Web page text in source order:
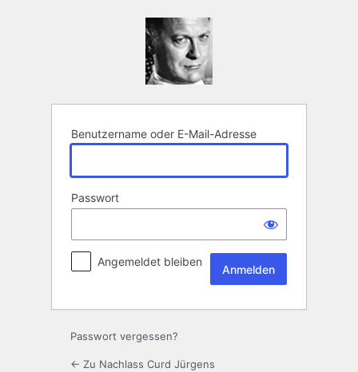
Benutzername oder E-Mail-Adresse
Passwort
Angemeldet bleiben
Passwort vergessen?
← Zu Nachlass Curd Jürgens